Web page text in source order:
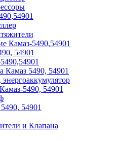
Камаз-5490,54901
54901
Камаз 5490, 54901
5490, 54901
54901
и Клапана